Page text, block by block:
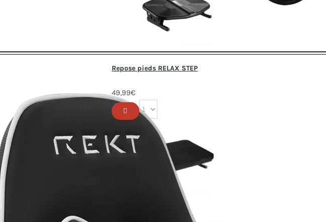
Repose pieds RELAX STEP
49,99€
Repose pieds SOFT STEP